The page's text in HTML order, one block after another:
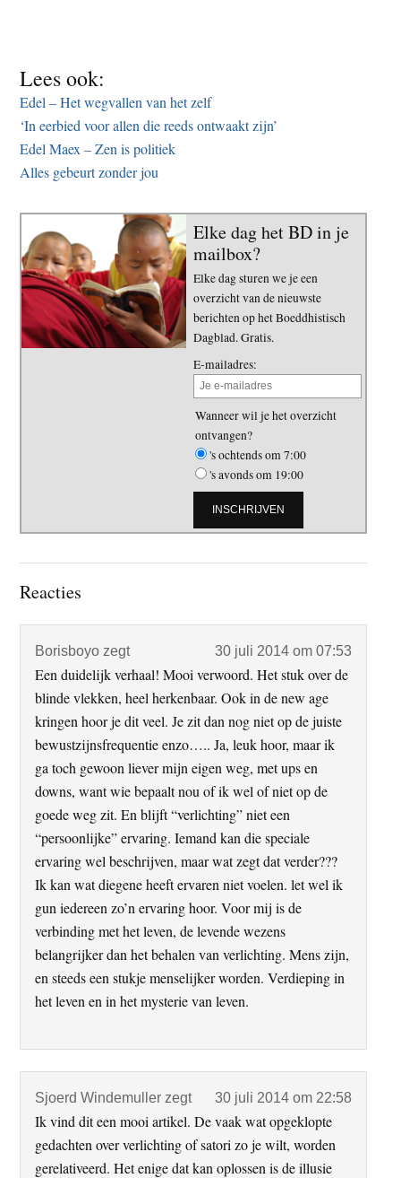
Lees ook:
Edel – Het wegvallen van het zelf
‘In eerbied voor allen die reeds ontwaakt zijn’
Edel Maex – Zen is politiek
Alles gebeurt zonder jou
Elke dag het BD in je
mailbox?
Elke dag sturen we je een
overzicht van de nieuwste
berichten op het Boeddhistisch
Dagblad. Gratis.
E-mailadres:
Wanneer wil je het overzicht
ontvangen?
's ochtends om 7:00
's avonds om 19:00
Lees
Reacties
Borisboyo zegt 30 juli 2014 om 07:53
Een duidelijk verhaal! Mooi verwoord. Het stuk over de
blinde vlekken, heel herkenbaar. Ook in de new age
kringen hoor je dit veel. Je zit dan nog niet op de juiste
bewustzijnsfrequentie enzo….. Ja, leuk hoor, maar ik
ga toch gewoon liever mijn eigen weg, met ups en
downs, want wie bepaalt nou of ik wel of niet op de
goede weg zit. En blijft “verlichting” niet een
“persoonlijke” ervaring. Iemand kan die speciale
ervaring wel beschrijven, maar wat zegt dat verder???
Ik kan wat diegene heeft ervaren niet voelen. let wel ik
gun iedereen zo’n ervaring hoor. Voor mij is de
verbinding met het leven, de levende wezens
belangrijker dan het behalen van verlichting. Mens zijn,
en steeds een stukje menselijker worden. Verdieping in
het leven en in het mysterie van leven.
Sjoerd Windemuller zegt 30 juli 2014 om 22:58
Ik vind dit een mooi artikel. De vaak wat opgeklopte
gedachten over verlichting of satori zo je wilt, worden
gerelativeerd. Het enige dat kan oplossen is de illusie